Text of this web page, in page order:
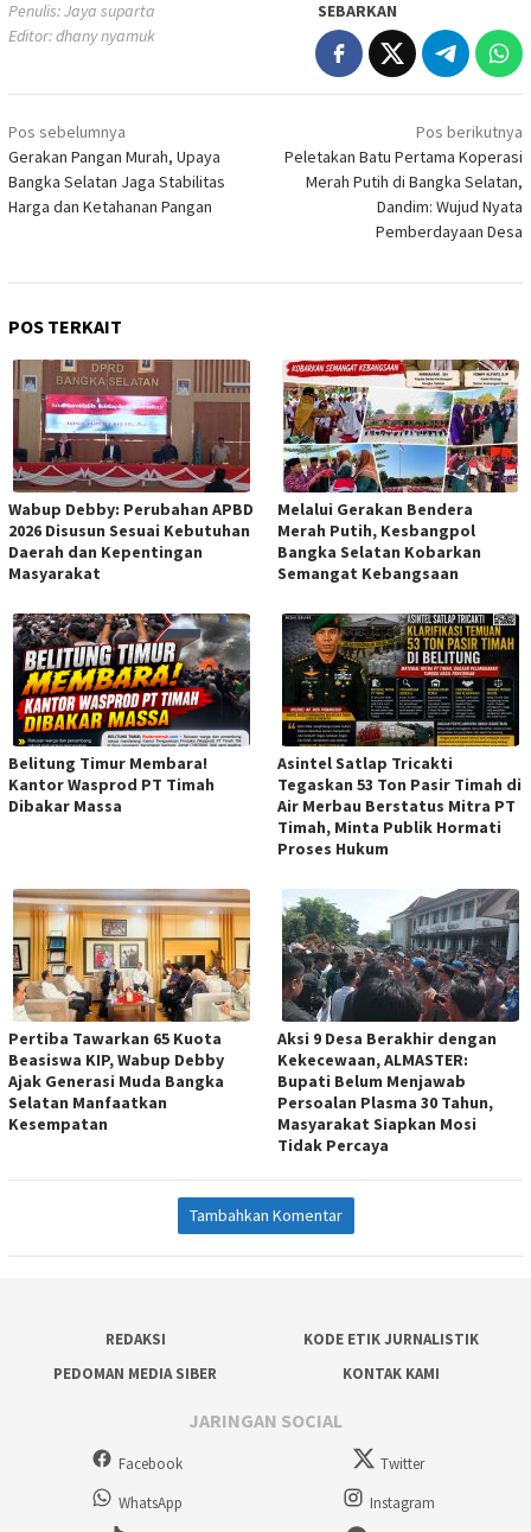
Penulis: Jaya suparta
Editor: dhany nyamuk
SEBARKAN
Navigasi
pos
Pos sebelumnya
Gerakan Pangan Murah, Upaya
Bangka Selatan Jaga Stabilitas
Harga dan Ketahanan Pangan
Pos berikutnya
Peletakan Batu Pertama Koperasi
Merah Putih di Bangka Selatan,
Dandim: Wujud Nyata
Pemberdayaan Desa
POS TERKAIT
Wabup Debby: Perubahan APBD
2026 Disusun Sesuai Kebutuhan
Daerah dan Kepentingan
Masyarakat
Melalui Gerakan Bendera
Merah Putih, Kesbangpol
Bangka Selatan Kobarkan
Semangat Kebangsaan
Belitung Timur Membara!
Kantor Wasprod PT Timah
Dibakar Massa
Asintel Satlap Tricakti
Tegaskan 53 Ton Pasir Timah di
Air Merbau Berstatus Mitra PT
Timah, Minta Publik Hormati
Proses Hukum
Pertiba Tawarkan 65 Kuota
Beasiswa KIP, Wabup Debby
Ajak Generasi Muda Bangka
Selatan Manfaatkan
Kesempatan
Aksi 9 Desa Berakhir dengan
Kekecewaan, ALMASTER:
Bupati Belum Menjawab
Persoalan Plasma 30 Tahun,
Masyarakat Siapkan Mosi
Tidak Percaya
Tambahkan Komentar
REDAKSI
KODE ETIK JURNALISTIK
PEDOMAN MEDIA SIBER
KONTAK KAMI
JARINGAN SOCIAL
Facebook
Twitter
WhatsApp
Instagram